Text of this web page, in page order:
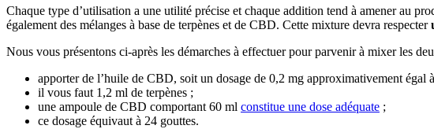
Chaque type d’utilisation a une utilité précise et chaque addition tend à amener au
également des mélanges à base de terpènes et de CBD. Cette mixture devra respecter
Nous vous présentons ci-après les démarches à effectuer pour parvenir à mixer les
apporter de l’huile de CBD, soit un dosage de 0,2 mg approximativement égal
il vous faut 1,2 ml de terpènes ;
une ampoule de CBD comportant 60 ml constitue une dose adéquate ;
ce dosage équivaut à 24 gouttes.